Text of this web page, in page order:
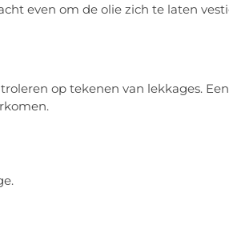
even om de olie zich te laten
op tekenen van lekkages.